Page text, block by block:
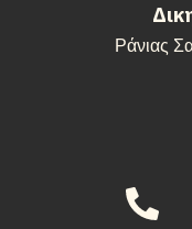
Ράνιας